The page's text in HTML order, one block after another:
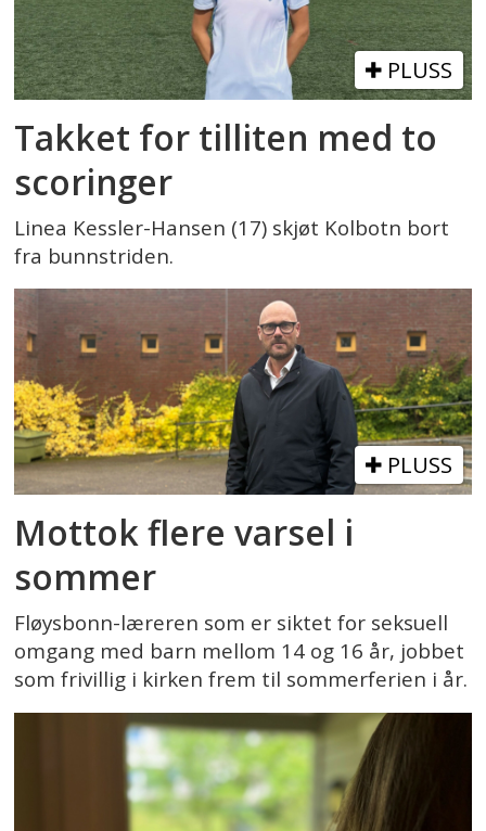
PLUSS
Takket for tilliten med to
scoringer
Linea Kessler-Hansen (17) skjøt Kolbotn bort
fra bunnstriden.
PLUSS
Mottok flere varsel i
sommer
Fløysbonn-læreren som er siktet for seksuell
omgang med barn mellom 14 og 16 år, jobbet
som frivillig i kirken frem til sommerferien i år.